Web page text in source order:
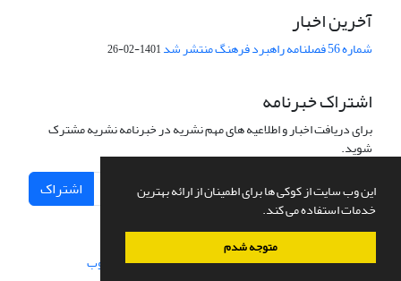
این وب سایت از کوکی ها برای اطمینان از ارائه بهترین
خدمات استفاده می کند.
متوجه شدم
آخرین اخبار
شماره 56 فصلنامه راهبرد فرهنگ منتشر شد 1401-02-26
اشتراک خبرنامه
برای دریافت اخبار و اطلاعیه های مهم نشریه در خبرنامه نشریه مشترک
شوید.
اشتراک
سامانه مدیریت نشریات علمی.طراحی و پیاده سازی از سیناوب